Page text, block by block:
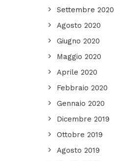
Settembre 2020
Agosto 2020
Giugno 2020
Maggio 2020
Aprile 2020
Febbraio 2020
Gennaio 2020
Dicembre 2019
Ottobre 2019
Agosto 2019